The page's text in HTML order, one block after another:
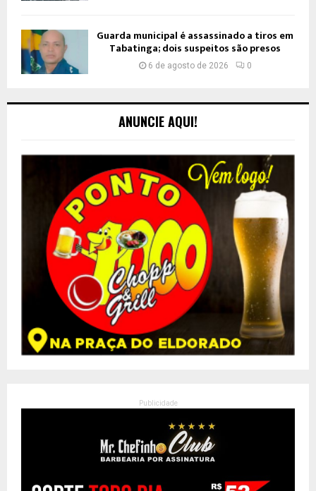
Guarda municipal é assassinado a tiros em
Tabatinga; dois suspeitos são presos
6 de agosto de 2026 0
ANUNCIE AQUI!
Publicidade